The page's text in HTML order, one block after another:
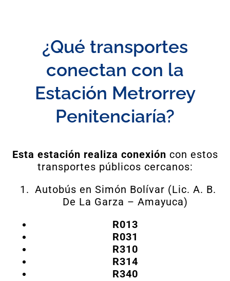
¿Qué transportes
conectan con la
Estación Metrorrey
Penitenciaría?
Esta estación realiza conexión con estos
transportes públicos cercanos:
Autobús en Simón Bolívar (Lic. A. B.
De La Garza – Amayuca)
R013
R031
R310
R314
R340